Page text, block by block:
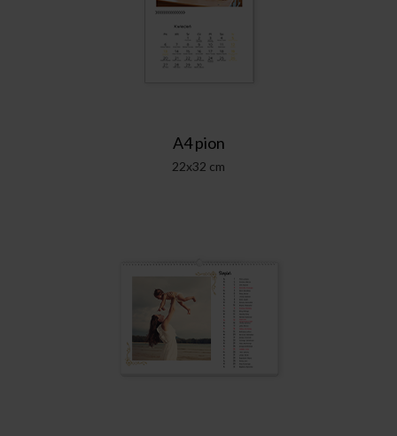
A4 pion
22x32 cm